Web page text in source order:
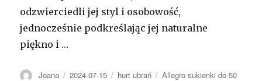
odzwierciedli jej styl i osobowość,
jednocześnie podkreślając jej naturalne
piękno i …
Autor
Joana Opublikowano
2024-07-15 Kategorie
hurt ubrań Tagi
Allegro sukienki do 50